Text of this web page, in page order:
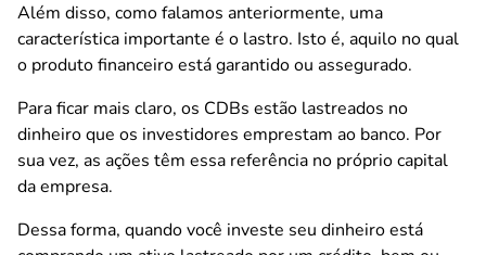
Além disso, como falamos anteriormente, uma
característica importante é o lastro. Isto é, aquilo no qual
o produto financeiro está garantido ou assegurado.
Para ficar mais claro, os CDBs estão lastreados no
dinheiro que os investidores emprestam ao banco. Por
sua vez, as ações têm essa referência no próprio capital
da empresa.
Dessa forma, quando você investe seu dinheiro está